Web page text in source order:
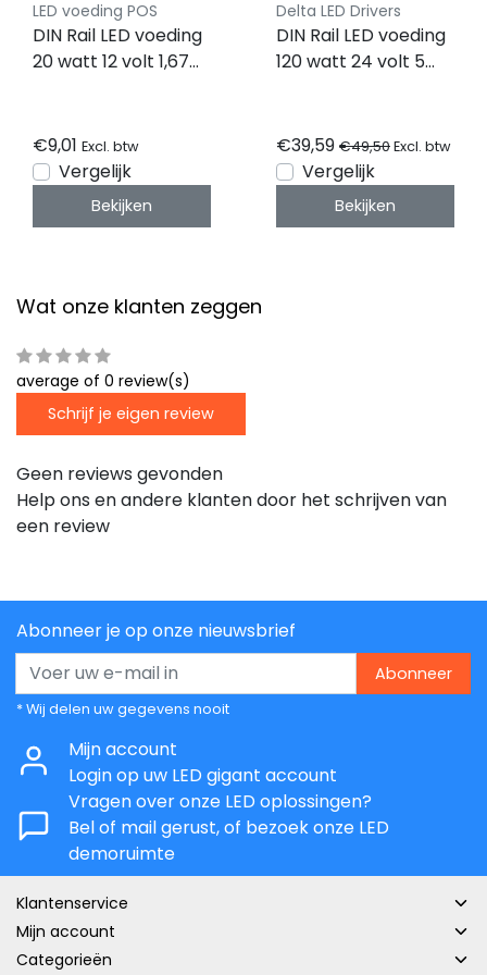
LED voeding POS
DIN Rail LED voeding
20 watt 12 volt 1,67
€9,01 Excl. btw
Vergelijk
Bekijken
Delta LED Drivers
DIN Rail LED voeding
120 watt 24 volt 5
€39,59 €49,50Excl. btw
Vergelijk
Bekijken
Wat onze klanten zeggen
average of 0 review(s)
Schrijf je eigen review
Geen reviews gevonden
Help ons en andere klanten door het schrijven van
een review
Abonneer je op onze nieuwsbrief
Abonneer
* Wij delen uw gegevens nooit
Mijn account
Login op uw LED gigant account
Vragen over onze LED oplossingen?
Bel of mail gerust, of bezoek onze LED
demoruimte
Klantenservice
Mijn account
Categorieën